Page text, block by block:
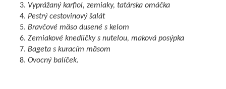
Vyprážaný karfiol, zemiaky, tatárska omáčka
Pestrý cestovinový šalát
Bravčové mäso dusené s kelom
Zemiakové knedličky s nutelou, maková posýpka
Bageta s kuracím mäsom
Ovocný balíček.